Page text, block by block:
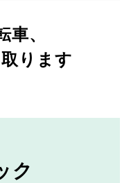
車、
ります
ク